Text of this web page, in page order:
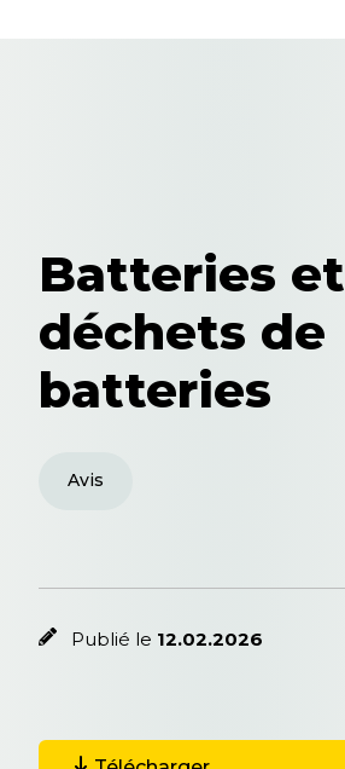
Batteries et
déchets de
batteries
Avis
Publié le 12.02.2026